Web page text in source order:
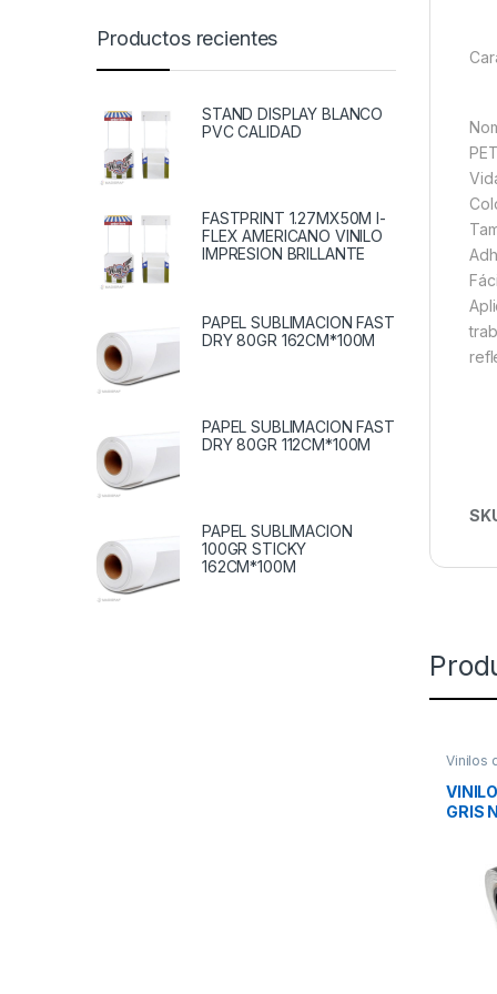
Vinilos
GRIS
Productos recientes
STAND DISPLAY BLANCO
PVC CALIDAD
FASTPRINT 1.27MX50M I-
FLEX AMERICANO VINILO
IMPRESION BRILLANTE
PAPEL SUBLIMACION FAST
DRY 80GR 162CM*100M
PAPEL SUBLIMACION FAST
DRY 80GR 112CM*100M
PAPEL SUBLIMACION
100GR STICKY
162CM*100M